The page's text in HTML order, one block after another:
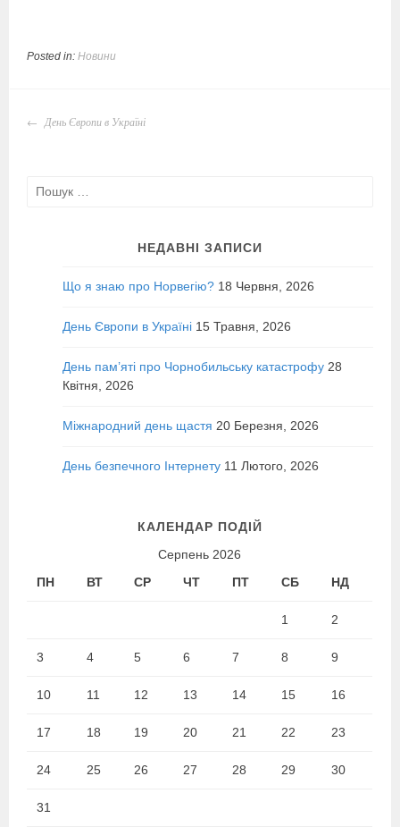
Posted in:Новини
POST
День Європи в Україні
Пошук:
НЕДАВНІ ЗАПИСИ
Що я знаю про Норвегію? 18 Червня, 2026
День Європи в Україні 15 Травня, 2026
День пам’яті про Чорнобильську катастрофу 28
Квітня, 2026
Міжнародний день щастя 20 Березня, 2026
День безпечного Інтернету 11 Лютого, 2026
КАЛЕНДАР ПОДІЙ
Серпень 2026
ПН
ВТ СР ЧТ ПТ СБ НД
1 2
3 4 5 6 7 8 9
10 11 12 13 14 15 16
17 18 19 20 21 22 23
24 25 26 27 28 29 30
31